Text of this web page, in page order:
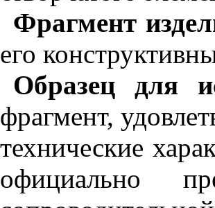
Фрагмент
его
Образец для
фрагмент,
технические
официально